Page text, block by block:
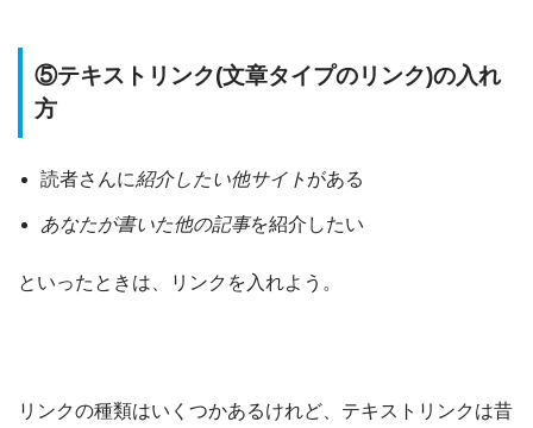
⑤テキストリンク(文章タイプのリンク)の入れ
方
読者さんに紹介したい他サイト がある
あなたが書いた他の記事を紹介したい
といったときは、リンクを入れよう。
リンクの種類はいくつかあるけれど、テキストリンクは昔